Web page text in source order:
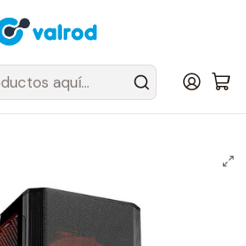
tus sillas Cougar en el Gran Santiago
Semi Torre
Airface FLO Black 3 ventiladores
incluidos